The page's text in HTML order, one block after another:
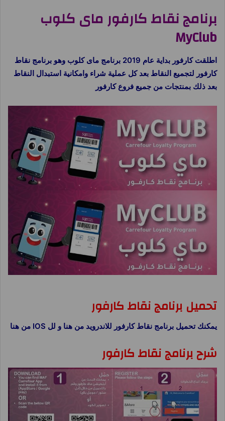
برنامج نقاط كارفور ماى كلوب
MyClub
اطلقت كارفور بداية عام 2019 برنامج ماى كلوب وهو برنامج نقاط
كارفور لتجميع النقاط بعد كل عملية شراء وامكانية استبدال النقاط
بعد ذلك بمنتجات من جميع فروع كارفور
تحميل برنامج نقاط كارفور
يمكنك تحميل برنامج نقاط كارفور للاندرويد من هنا و لل IOS من هنا
شرح برنامج نقاط كارفور